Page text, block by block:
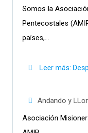
Somos la
Pentecostales
países,...
Leer más:
Andando y
Asociación